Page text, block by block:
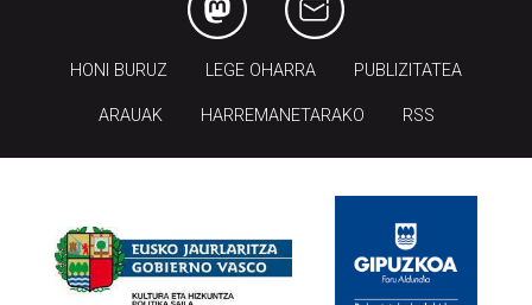
LEGE OHARRA
ARAUAK HARREMANETARAKO RSS